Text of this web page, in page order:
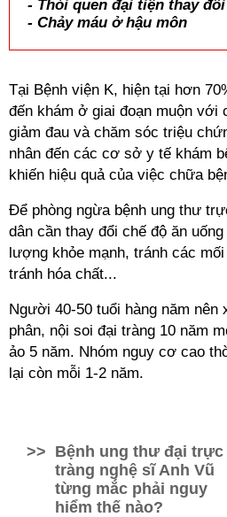
- Thói quen đại tiện thay
- Chảy máu ở hậu môn
Tại Bệnh viện K, hiện tại hơn
đến khám ở giai đoạn muộn với
giảm đau và chăm sóc triệu
nhân đến các cơ sở y tế khám
khiến hiệu quả của việc chữa
Để phòng ngừa bệnh ung thư
dân cần thay đổi chế độ ăn
lượng khỏe mạnh, tránh các
tránh hóa chất...
Người 40-50 tuổi hàng năm nên
phân, nội soi đại tràng 10 năm
ảo 5 năm. Nhóm nguy cơ cao
lại còn mỗi 1-2 năm.
>> Bệnh ung thư đại trực
tràng nghệ sĩ Anh Vũ
từng mắc phải nguy
hiểm thế nào?